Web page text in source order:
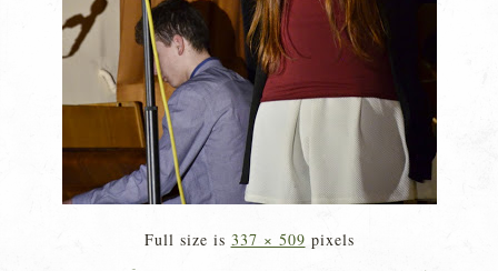
Full size is 337 × 509 pixels